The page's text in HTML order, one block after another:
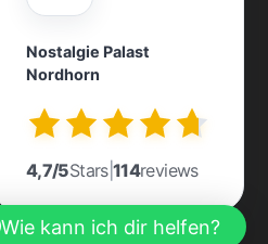
Nostalgie Palast
Nordhorn
4,7/5Stars|114reviews
Wie kann ich dir helfen?